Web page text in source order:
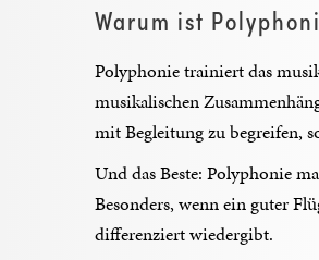
Warum ist
Polyphonie trainiert das
musikalischen
mit Begleitung zu begreifen,
Und das Beste: Polyphonie
Besonders, wenn ein guter
differenziert wiedergibt.